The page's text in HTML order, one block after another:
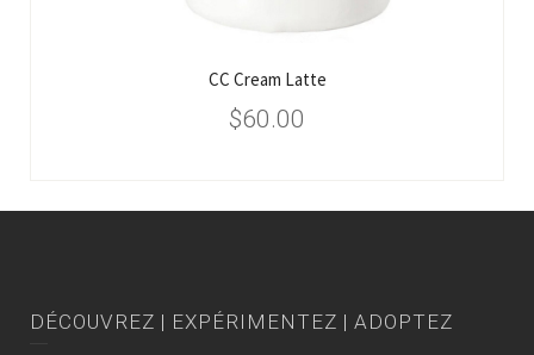
CC Cream Latte
$60.00
DÉCOUVREZ | EXPÉRIMENTEZ | ADOPTEZ